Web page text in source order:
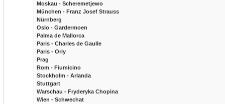
Moskau - Scheremetjewo
München - Franz Josef Strauss
Nürnberg
Oslo - Gardermoen
Palma de Mallorca
Paris - Charles de Gaulle
Paris - Orly
Prag
Rom - Fiumicino
Stockholm - Arlanda
Stuttgart
Warschau - Fryderyka Chopina
Wien - Schwechat